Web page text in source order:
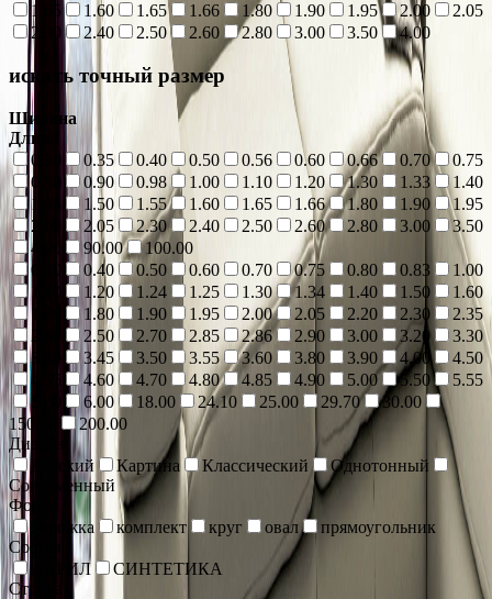
1.55
1.60 1.65 1.66 1.80 1.90 1.95 2.00
2.05
2.30
2.40 2.50 2.60 2.80 3.00 3.50 4.00
искать точный размер
Ширина
Длина
0.30
0.35 0.40 0.50 0.56 0.60 0.66 0.70
0.75
0.80
0.90 0.98 1.00 1.10 1.20 1.30 1.33
1.40
1.45
1.50 1.55 1.60 1.65 1.66 1.80 1.90
1.95
2.00
2.05 2.30 2.40 2.50 2.60 2.80 3.00
3.50
4.00
90.00
100.00
0.30
0.40 0.50 0.60 0.70 0.75 0.80 0.83
1.00
1.10
1.20 1.24 1.25 1.30 1.34 1.40 1.50
1.60
1.70
1.80 1.90 1.95 2.00 2.05 2.20 2.30
2.35
2.40
2.50 2.70 2.85 2.86 2.90 3.00 3.20
3.30
3.40
3.45 3.50 3.55 3.60 3.80 3.90 4.00
4.50
4.55
4.60 4.70 4.80 4.85 4.90 5.00 5.50
5.55
6.00 18.00 24.10 25.00 29.70
30.00
150.00
200.00
Дизайн
Детский
Картина Классический
Однотонный
Современный
Форма
дорожка
комплект круг овал
прямоугольник
Состав
АКРИЛ
СИНТЕТИКА
Страна